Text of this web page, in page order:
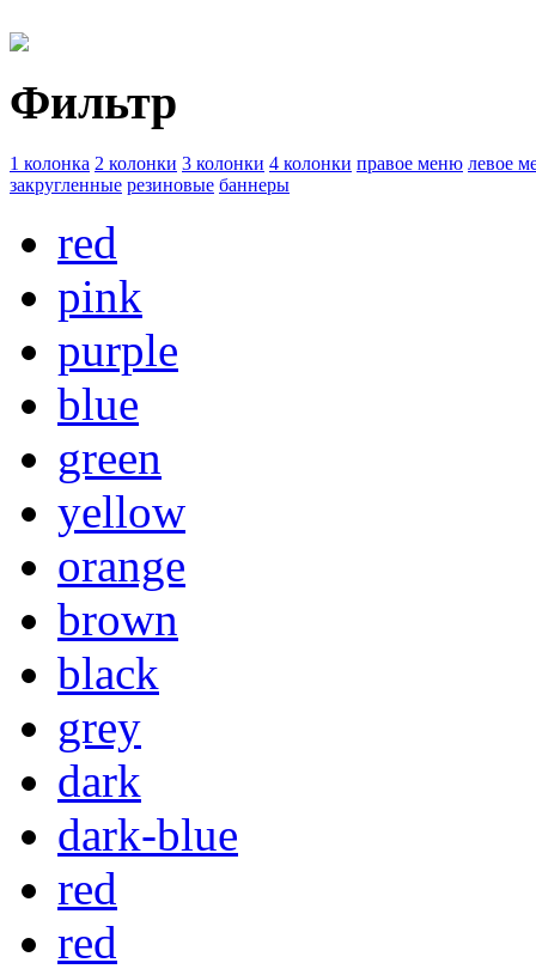
Фильтр
1 колонка 2 колонки 3 колонки 4 колонки правое меню левое
закругленные резиновые баннеры
red
pink
purple
blue
green
yellow
orange
brown
black
grey
dark
dark-blue
red
red